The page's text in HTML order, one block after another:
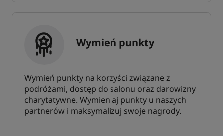
Wymień punkty
Wymień punkty na korzyści związane z
podróżami, dostęp do salonu oraz darowizny
charytatywne. Wymieniaj punkty u naszych
partnerów i maksymalizuj swoje nagrody.